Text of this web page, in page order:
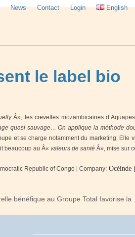
News Contact Login English
le label bio
Â», les crevettes mozambicaines
quasi sauvage… On applique la méthode
et se charge notamment du marketing.
beaucoup au Â«valeurs de santé Â», mise sur
Republic of Congo | Company: Océinde |
bénéfique au Groupe Total favorise la